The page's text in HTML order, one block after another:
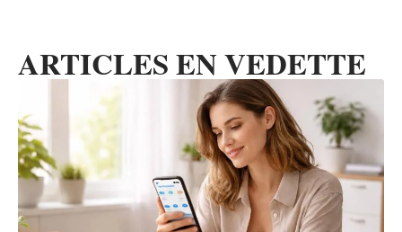
ARTICLES EN VEDETTE